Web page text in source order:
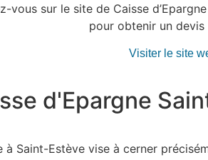
vous sur le site de Caisse
pour obtenir un devis
Visiter le site
d'Epargne
à Saint-Estève vise à cerner